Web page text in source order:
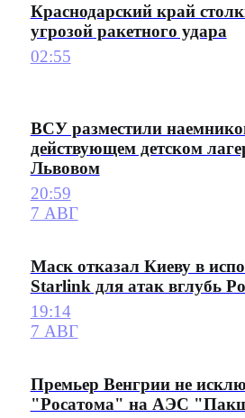
Краснодарский край
угрозой ракетного удара
02:55
ВСУ разместили
действующем детском
Львовом
20:59
7 АВГ
Маск отказал Киеву в
Starlink для атак вглубь
19:14
7 АВГ
Премьер Венгрии не
"Росатома" на АЭС